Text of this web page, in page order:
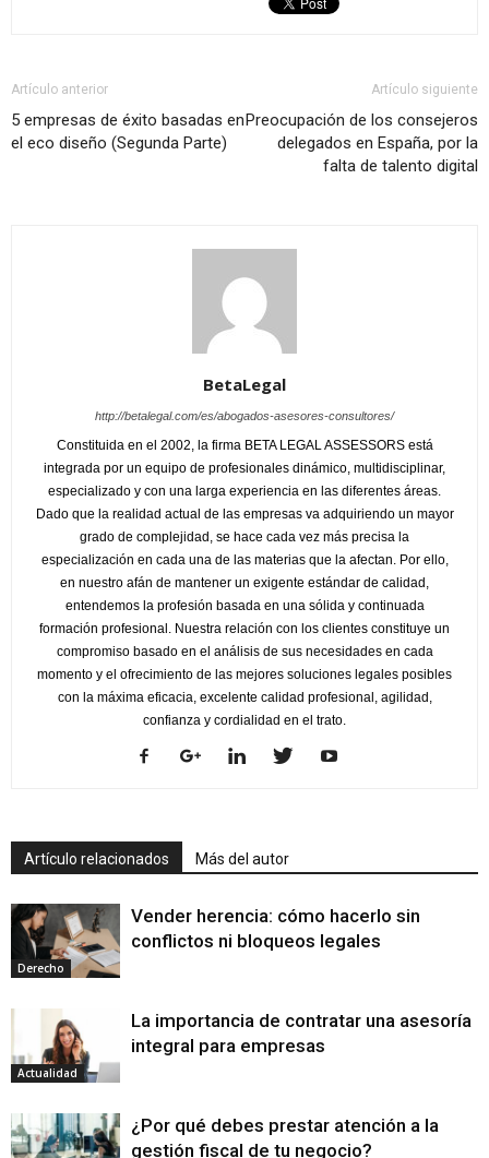
Artículo anterior
5 empresas de éxito basadas en
el eco diseño (Segunda Parte)
Artículo siguiente
Preocupación de los consejeros
delegados en España, por la
falta de talento digital
BetaLegal
http://betalegal.com/es/abogados-asesores-consultores/
Constituida en el 2002, la firma BETA LEGAL ASSESSORS está
integrada por un equipo de profesionales dinámico, multidisciplinar,
especializado y con una larga experiencia en las diferentes áreas.
Dado que la realidad actual de las empresas va adquiriendo un mayor
grado de complejidad, se hace cada vez más precisa la
especialización en cada una de las materias que la afectan. Por ello,
en nuestro afán de mantener un exigente estándar de calidad,
entendemos la profesión basada en una sólida y continuada
formación profesional. Nuestra relación con los clientes constituye un
compromiso basado en el análisis de sus necesidades en cada
momento y el ofrecimiento de las mejores soluciones legales posibles
con la máxima eficacia, excelente calidad profesional, agilidad,
confianza y cordialidad en el trato.
Artículo relacionados Más del autor
Derecho
Vender herencia: cómo hacerlo sin
conflictos ni bloqueos legales
Actualidad
La importancia de contratar una asesoría
integral para empresas
¿Por qué debes prestar atención a la
gestión fiscal de tu negocio?